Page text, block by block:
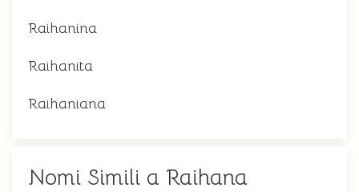
Raihanina
Raihanita
Raihaniana
Nomi Simili a Raihana